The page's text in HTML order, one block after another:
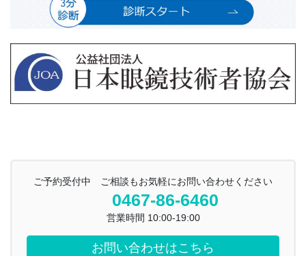
ご予約受付中 ご相談もお気軽にお問い合わせください
0467-86-6460
営業時間 10:00-19:00
お問い合わせはこちら